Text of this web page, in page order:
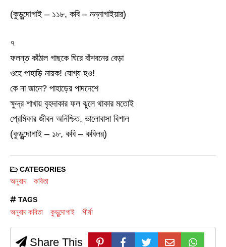
(কুড়ুন্দোগাই – ১১৮, কবি – নন্নাগাইয়ার্)
৭
ফলন্ত কাঁঠাল গাছকে ঘিরে বাঁশবনের বেড়া
ওহে পাহাড়ি নায়ক! যোগ্য হও!
কে না জানে? পাহাড়ের পাদদেশে
ক্ষুদ্র শাখায় বৃহদাকার ফল ঝুলে থাকার মতোই
প্রেমিকার জীবন অনিশ্চিত, ভালোবাসা বিশাল
(কুড়ুন্দোগাই – ১৮, কবি – কবিলর্)
CATEGORIES
অনুবাদ কবিতা
TAGS
অনুবাদ কবিতা কুড়ুন্দোগাই শীর্ষা
Share This